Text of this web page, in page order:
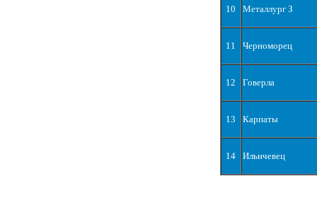
10 Металлург З
11 Черноморец
12 Говерла
13 Карпаты
14 Ильичевец